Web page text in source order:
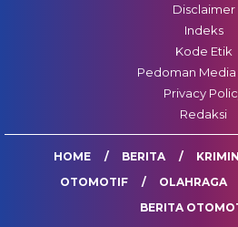
Disclaimer
Indeks
Kode Etik
Pedoman
Privacy
Redaksi
HOME BERITA
OTOMOTIF
OLAHRAGA
BERITA